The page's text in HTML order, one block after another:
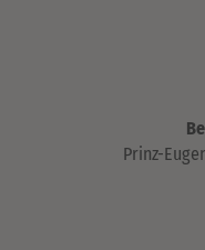
Prinz-